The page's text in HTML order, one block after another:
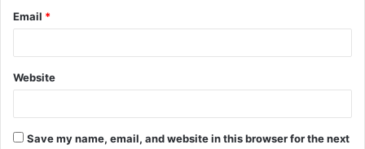
Email *
Website
Save my name, email, and website in this browser for the next